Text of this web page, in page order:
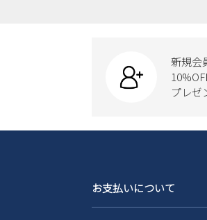
新規会
プレゼ
お支払いについて